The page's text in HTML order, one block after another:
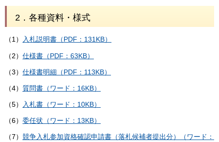
2．各種資料・様式
（1） 入札説明書（PDF：131KB）
（2） 仕様書（PDF：63KB）
（3） 仕様書明細（PDF：113KB）
（4） 質問書（ワード：16KB）
（5） 入札書（ワード：10KB）
（6） 委任状（ワード：13KB）
（7） 競争入札参加資格確認申請書（落札候補者提出分）（ワード：